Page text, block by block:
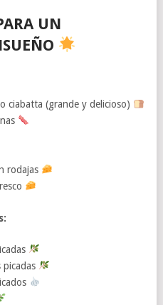
UN
ciabatta (grande y delicioso)
rodajas
picadas